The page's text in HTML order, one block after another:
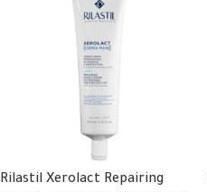
Rilastil Xerolact Repairing